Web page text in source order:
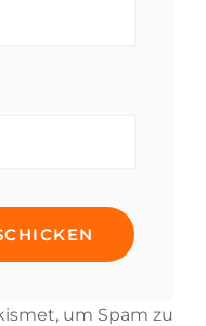
um Spam zu